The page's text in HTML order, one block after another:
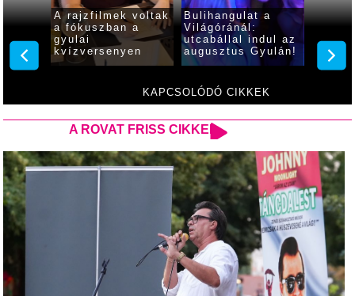
KAPCSOLÓDÓ CIKKEK
A rajzfilmek voltak
a fókuszban a
gyulai
kvízversenyen
Bulihangulat a
Világóránál:
utcabállal indul az
augusztus Gyulán!
A
A ROVAT FRISS CIKKEI